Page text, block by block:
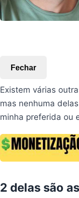
Fechar
Existem várias
mas nenhuma
minha preferida ou
2 delas são